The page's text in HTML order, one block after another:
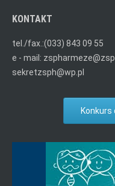
KONTAKT
tel./fax.:(033) 843 09 55
e - mail:
sekretzsph@wp.pl
Konkurs